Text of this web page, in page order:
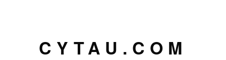
CYTAU.COM